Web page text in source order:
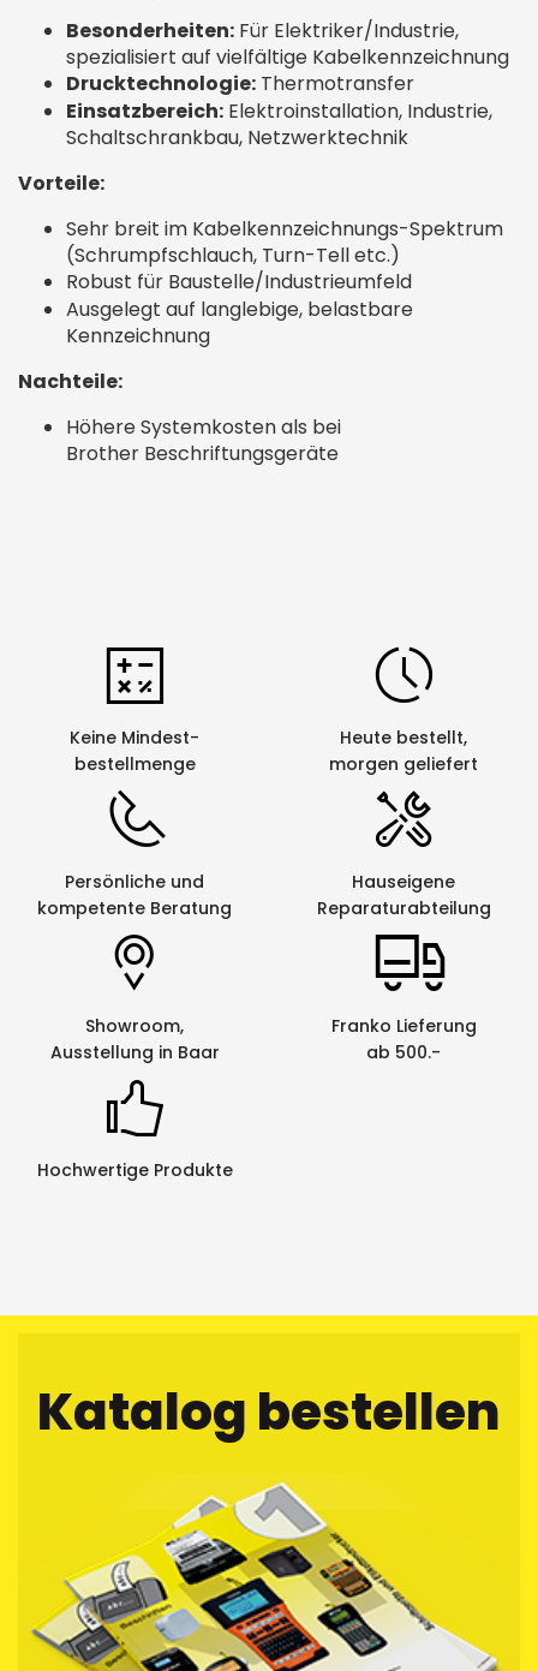
Besonderheiten: Für Elektriker/Industrie,
spezialisiert auf vielfältige Kabelkennzeichnung
Drucktechnologie: Thermotransfer
Einsatzbereich: Elektroinstallation, Industrie,
Schaltschrankbau, Netzwerktechnik
Vorteile:
Sehr breit im Kabelkennzeichnungs-Spektrum
(Schrumpfschlauch, Turn-Tell etc.)
Robust für Baustelle/Industrieumfeld
Ausgelegt auf langlebige, belastbare
Kennzeichnung
Nachteile:
Höhere Systemkosten als bei
Brother Beschriftungsgeräte
Keine Mindest-
bestellmenge
Heute bestellt,
morgen geliefert
Persönliche und
kompetente Beratung
Hauseigene
Reparaturabteilung
Showroom,
Ausstellung in Baar
Franko Lieferung
ab 500.-
Hochwertige Produkte
Katalog bestellen